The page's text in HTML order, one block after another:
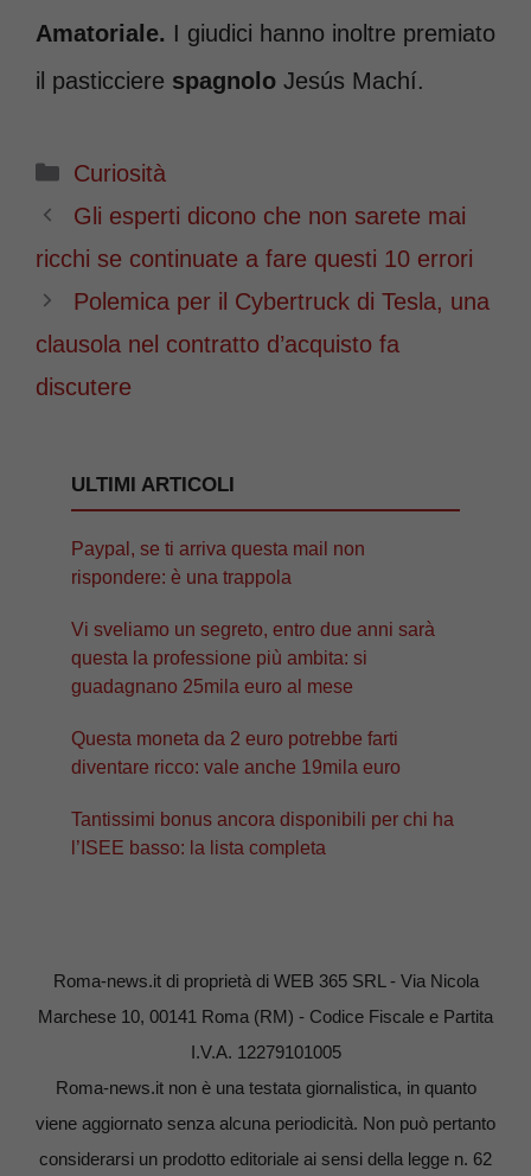
Amatoriale. I giudici hanno inoltre premiato
il pasticciere spagnolo Jesús Machí.
Categorie
Curiosità
Gli esperti dicono che non sarete mai
ricchi se continuate a fare questi 10 errori
Polemica per il Cybertruck di Tesla, una
clausola nel contratto d’acquisto fa
discutere
ULTIMI ARTICOLI
Paypal, se ti arriva questa mail non
rispondere: è una trappola
Vi sveliamo un segreto, entro due anni sarà
questa la professione più ambita: si
guadagnano 25mila euro al mese
Questa moneta da 2 euro potrebbe farti
diventare ricco: vale anche 19mila euro
Tantissimi bonus ancora disponibili per chi ha
l’ISEE basso: la lista completa
Roma-news.it di proprietà di WEB 365 SRL - Via Nicola
Marchese 10, 00141 Roma (RM) - Codice Fiscale e Partita
I.V.A. 12279101005
Roma-news.it non è una testata giornalistica, in quanto
viene aggiornato senza alcuna periodicità. Non può pertanto
considerarsi un prodotto editoriale ai sensi della legge n. 62